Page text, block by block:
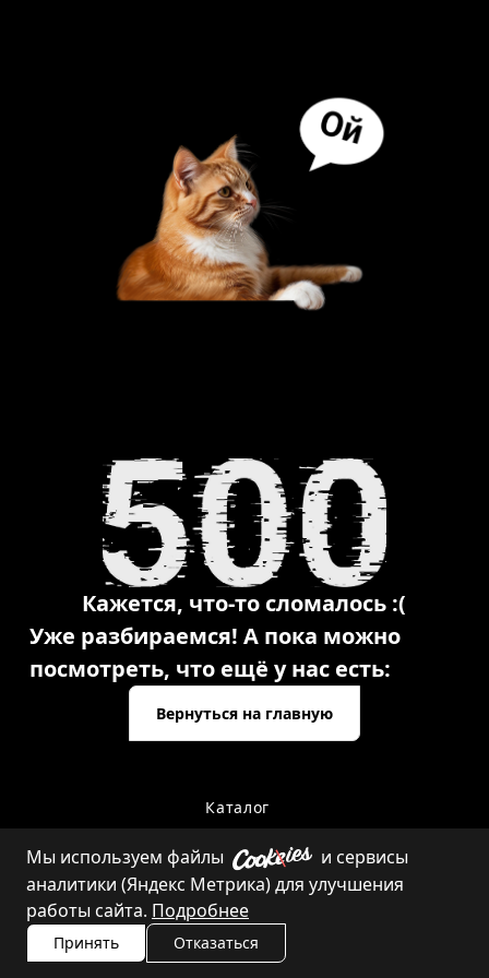
Кажется, что-то сломалось :(
Уже разбираемся! А пока можно
посмотреть, что ещё у нас есть:
Вернуться на главную
Каталог
Контакты
Мы используем файлы
и сервисы
аналитики (Яндекс Метрика) для улучшения
работы сайта. Подробнее
Принять Отказаться